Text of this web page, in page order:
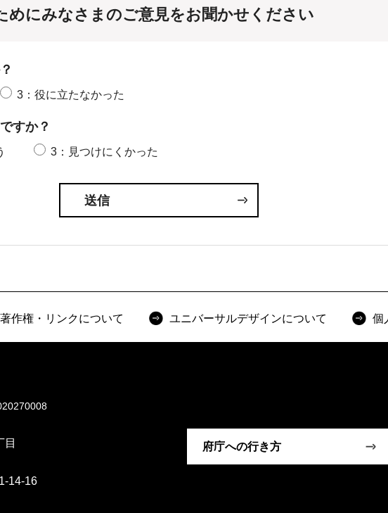
めにみなさまのご意見をお聞かせください
3：役に立たなかった
すか？
3：見つけにくかった
著作権・リンクについて ユニバーサルデザインについて 個
目
14-16
府庁への行き方